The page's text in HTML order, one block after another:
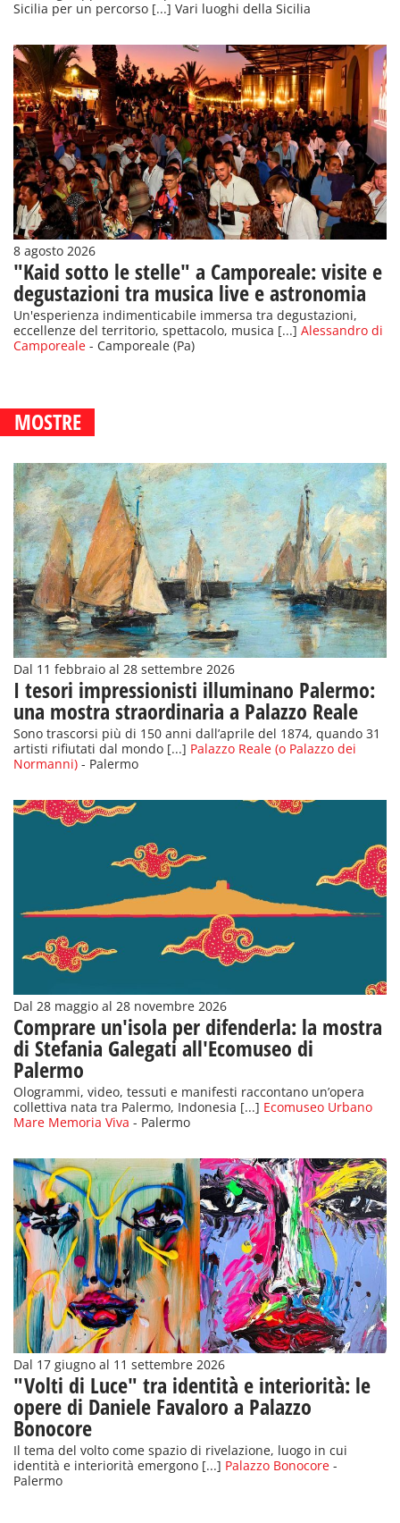
Sicilia per un percorso [...] Vari luoghi della Sicilia
8 agosto 2026
"Kaid sotto le stelle" a Camporeale: visite e
degustazioni tra musica live e astronomia
Un'esperienza indimenticabile immersa tra degustazioni,
eccellenze del territorio, spettacolo, musica [...] Alessandro di
Camporeale - Camporeale (Pa)
MOSTRE
Dal 11 febbraio al 28 settembre 2026
I tesori impressionisti illuminano Palermo:
una mostra straordinaria a Palazzo Reale
Sono trascorsi più di 150 anni dall’aprile del 1874, quando 31
artisti rifiutati dal mondo [...] Palazzo Reale (o Palazzo dei
Normanni) - Palermo
Dal 28 maggio al 28 novembre 2026
Comprare un'isola per difenderla: la mostra
di Stefania Galegati all'Ecomuseo di
Palermo
Ologrammi, video, tessuti e manifesti raccontano un’opera
collettiva nata tra Palermo, Indonesia [...] Ecomuseo Urbano
Mare Memoria Viva - Palermo
Dal 17 giugno al 11 settembre 2026
"Volti di Luce" tra identità e interiorità: le
opere di Daniele Favaloro a Palazzo
Bonocore
Il tema del volto come spazio di rivelazione, luogo in cui
identità e interiorità emergono [...] Palazzo Bonocore -
Palermo